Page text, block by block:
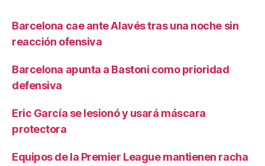
Barcelona cae ante Alavés tras una noche sin
reacción ofensiva
Barcelona apunta a Bastoni como prioridad
defensiva
Eric García se lesionó y usará máscara
protectora
Equipos de la Premier League mantienen racha